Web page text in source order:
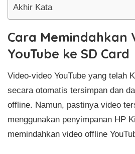
Akhir Kata
Cara Memindahkan
YouTube ke SD Card
Video-video YouTube yang telah
secara otomatis tersimpan dan
offline. Namun, pastinya video
menggunakan penyimpanan HP
memindahkan video offline